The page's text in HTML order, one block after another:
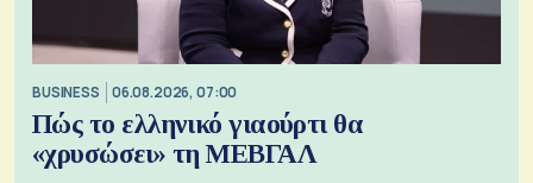
BUSINESS 06.08.2026, 07:00
Πώς το ελληνικό γιαούρτι θα
«χρυσώσει» τη ΜΕΒΓΑΛ